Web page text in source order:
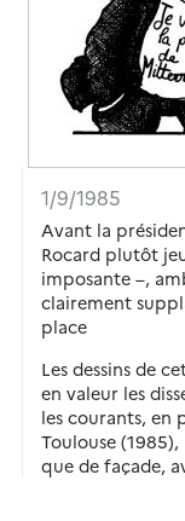
1/9/1985
Avant la
Rocard plutôt
imposante –,
clairement
place
Les dessins de
en valeur les
les courants, en
Toulouse
que de façade,